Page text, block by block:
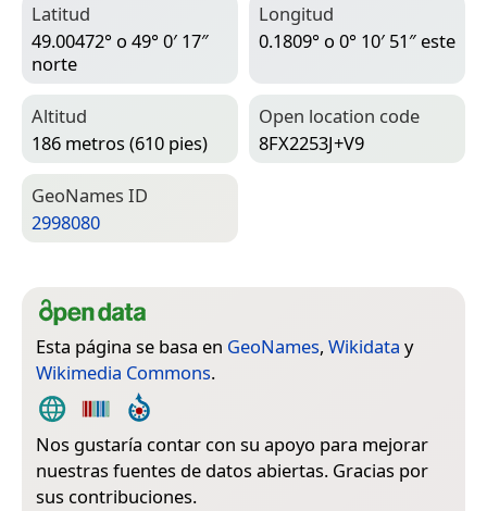
Latitud
49.00472° o 49° 0′ 17″
norte
Longitud
0.1809° o 0° 10′ 51″ este
Altitud
186 metros (610 pies)
Open location code
8FX2253J+V9
Geo­Names ID
2998080
Esta página se basa en GeoNames, Wikidata y
Wikimedia Commons.
Nos gustaría contar con su apoyo para mejorar
nuestras fuentes de datos abiertas. Gracias por
sus contribuciones.